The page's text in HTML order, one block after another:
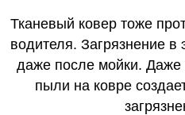
Тканевый ковер тоже
водителя. Загрязнение в
даже после мойки. Даже
пыли на ковре